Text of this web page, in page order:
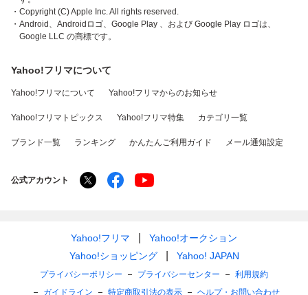
・Copyright (C) Apple Inc. All rights reserved.
・Android、Androidロゴ、Google Play 、および Google Play ロゴは、
Google LLC の商標です。
Yahoo!フリマについて
Yahoo!フリマについて Yahoo!フリマからのお知らせ
Yahoo!フリマトピックス Yahoo!フリマ特集 カテゴリ一覧
ブランド一覧 ランキング かんたんご利用ガイド メール通知設定
公式アカウント
Yahoo!フリマ
Yahoo!オークション
Yahoo!ショッピング
Yahoo! JAPAN
プライバシーポリシー プライバシーセンター
利用規約
ガイドライン
特定商取引法の表示 ヘルプ・お問い合わせ